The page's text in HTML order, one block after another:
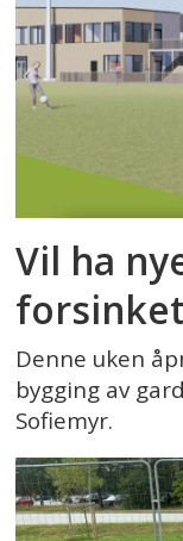
Vil ha
Denne uken
bygging av
Sofiemyr.